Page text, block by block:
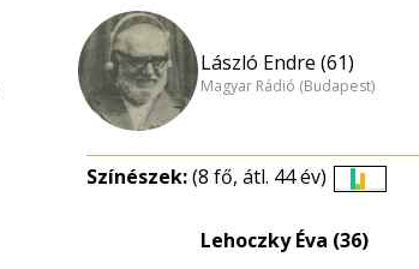
László Endre (61)
Magyar Rádió (Budapest)
Színészek:(8 fő, átl. 44 év)
eloszlás
Lehoczky Éva (36)